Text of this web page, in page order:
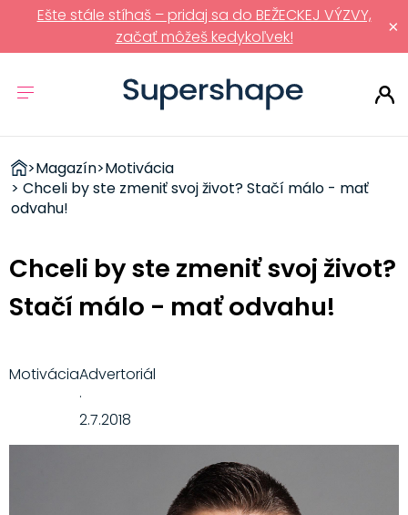
×
Ešte stále stíhaš – pridaj sa do BEŽECKEJ VÝZVY,
začať môžeš kedykoľvek!
ZDRAVÉ
RÝCHLOVKY
>Magazín>Motivácia
> Chceli by ste zmeniť svoj život? Stačí málo - mať
odvahu!
Chceli by ste zmeniť svoj život?
Stačí málo - mať odvahu!
MotiváciaAdvertoriál
·
2.7.2018